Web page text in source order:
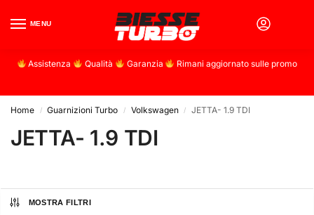
MENU
Assistenza Qualità Garanzia Rimani aggiornato sulle promo
Home / Guarnizioni Turbo / Volkswagen / JETTA- 1.9 TDI
JETTA- 1.9 TDI
MOSTRA FILTRI